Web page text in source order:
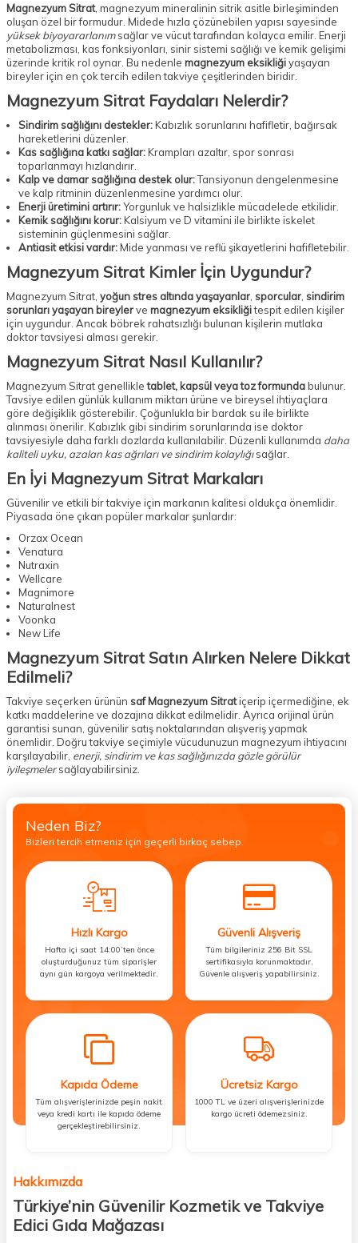
Magnezyum Sitrat, magnezyum mineralinin sitrik asitle birleşiminden
oluşan özel bir formudur. Midede hızla çözünebilen yapısı sayesinde
yüksek biyoyararlanımsağlar ve vücut tarafından kolayca emilir. Enerji
metabolizması, kas fonksiyonları, sinir sistemi sağlığı ve kemik gelişimi
üzerinde kritik rol oynar. Bu nedenle magnezyum eksikliğiyaşayan
bireyler için en çok tercih edilen takviye çeşitlerinden biridir.
Magnezyum Sitrat Faydaları Nelerdir?
Sindirim sağlığını destekler:Kabızlık sorunlarını hafifletir, bağırsak
hareketlerini düzenler.
Kas sağlığına katkı sağlar:Krampları azaltır, spor sonrası
toparlanmayı hızlandırır.
Kalp ve damar sağlığına destek olur:Tansiyonun dengelenmesine
ve kalp ritminin düzenlenmesine yardımcı olur.
Enerji üretimini artırır:Yorgunluk ve halsizlikle mücadelede etkilidir.
Kemik sağlığını korur:Kalsiyum ve D vitamini ile birlikte iskelet
sisteminin güçlenmesini sağlar.
Antiasit etkisi vardır:Mide yanması ve reflü şikayetlerini hafifletebilir.
Magnezyum Sitrat Kimler İçin Uygundur?
Magnezyum Sitrat, yoğun stres altında yaşayanlar sporcular sindirim
sorunları yaşayan bireylerve magnezyum eksikliğitespit edilen kişiler
için uygundur. Ancak böbrek rahatsızlığı bulunan kişilerin mutlaka
doktor tavsiyesi alması gerekir.
Magnezyum Sitrat Nasıl Kullanılır?
Magnezyum Sitrat genellikletablet, kapsül veya toz formundabulunur.
Tavsiye edilen günlük kullanım miktarı ürüne ve bireysel ihtiyaçlara
göre değişiklik gösterebilir. Çoğunlukla bir bardak su ile birlikte
alınması önerilir. Kabızlık gibi sindirim sorunlarında ise doktor
tavsiyesiyle daha farklı dozlarda kullanılabilir. Düzenli kullanımda daha
kaliteli uyku, azalan kas ağrıları ve sindirim kolaylığısağlar.
En İyi Magnezyum Sitrat Markaları
Güvenilir ve etkili bir takviye için markanın kalitesi oldukça önemlidir.
Piyasada öne çıkan popüler markalar şunlardır:
Orzax Ocean
Venatura
Nutraxin
Wellcare
Magnimore
Naturalnest
Voonka
New Life
Magnezyum Sitrat Satın Alırken Nelere Dikkat
Edilmeli?
Takviye seçerken ürünün saf Magnezyum Sitratiçerip içermediğine, ek
katkı maddelerine ve dozajına dikkat edilmelidir. Ayrıca orijinal ürün
garantisi sunan, güvenilir satış noktalarından alışveriş yapmak
önemlidir. Doğru takviye seçimiyle vücudunuzun magnezyum ihtiyacını
karşılayabilir, enerji, sindirim ve kas sağlığınızda gözle görülür
iyileşmelersağlayabilirsiniz.
Neden Biz?
Bizleri tercih etmeniz için geçerli birkaç sebep.
Hızlı Kargo
Hafta içi saat 14:00’ten önce
oluşturduğunuz tüm siparişler
aynı gün kargoya verilmektedir.
Güvenli Alışveriş
Tüm bilgileriniz 256 Bit SSL
sertifikasıyla korunmaktadır.
Güvenle alışveriş yapabilirsiniz.
Kapıda Ödeme
Tüm alışverişlerinizde peşin nakit
veya kredi kartı ile kapıda ödeme
gerçekleştirebilirsiniz.
Ücretsiz Kargo
1000 TL ve üzeri alışverişlerinizde
kargo ücreti ödemezsiniz.
Hakkımızda
Türkiye’nin Güvenilir Kozmetik ve Takviye
Edici Gıda Mağazası